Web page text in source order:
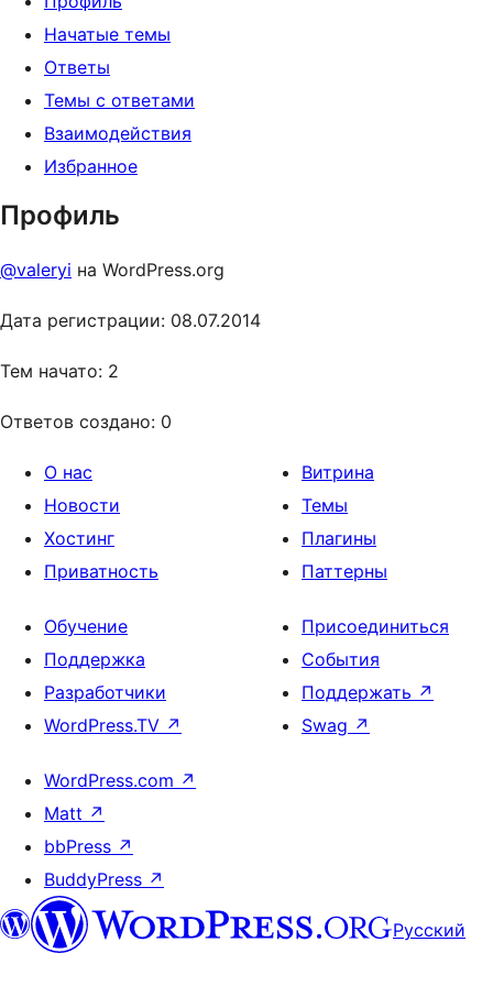
Начатые темы
Ответы
Темы с ответами
Взаимодействия
Избранное
Профиль
@valeryi на WordPress.org
Дата регистрации: 08.07.2014
Тем начато: 2
Ответов создано: 0
О нас
Новости
Хостинг
Приватность
Витрина
Темы
Плагины
Паттерны
Обучение
Поддержка
Разработчики
WordPress.TV ↗
Присоединиться
События
Поддержать ↗
Swag ↗
WordPress.com ↗
Matt ↗
bbPress ↗
BuddyPress ↗
Русский